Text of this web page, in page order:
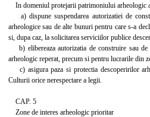
In domeniul protejarii patrimoniului arheologic
a) dispune suspendarea autorizatiei de
arheologice sau de alte bunuri pentru care s-a
si, dupa caz, la solicitarea serviciilor publice
b) elibereaza autorizatia de construire sau
arheologic reperat, precum si pentru lucrarile din
c) asigura paza si protectia descoperirilor
Culturii orice nerespectare a legii.
CAP. 5
Zone de interes arheologic prioritar